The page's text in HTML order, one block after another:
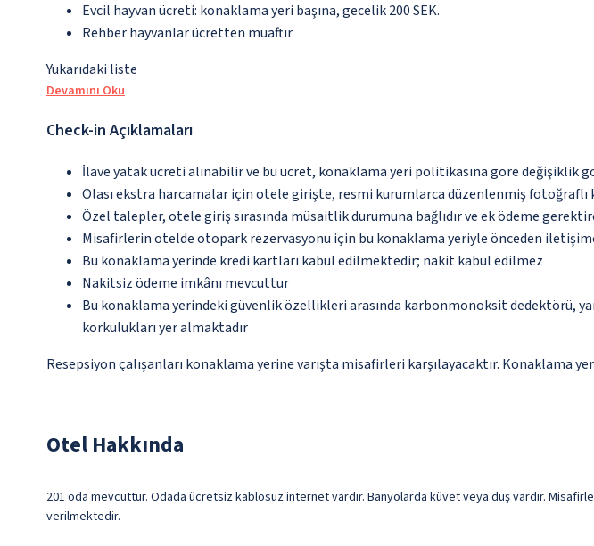
Evcil hayvan ücreti: konaklama yeri başına, gecelik 200 SEK.
Rehber hayvanlar ücretten muaftır
Yukarıdaki liste
Devamını Oku
Check-in Açıklamaları
İlave yatak ücreti alınabilir ve bu ücret, konaklama yeri politikasına göre değişiklik
Olası ekstra harcamalar için otele girişte, resmi kurumlarca düzenlenmiş
Özel talepler, otele giriş sırasında müsaitlik durumuna bağlıdır ve ek ödeme
Misafirlerin otelde otopark rezervasyonu için bu konaklama yeriyle önceden
Bu konaklama yerinde kredi kartları kabul edilmektedir; nakit kabul edilmez
Nakitsiz ödeme imkânı mevcuttur
Bu konaklama yerindeki güvenlik özellikleri arasında karbonmonoksit dedektörü,
korkulukları yer almaktadır
Resepsiyon çalışanları konaklama yerine varışta misafirleri karşılayacaktır.
Otel Hakkında
201 oda mevcuttur. Odada ücretsiz kablosuz internet vardır. Banyolarda küvet veya duş vardır.
verilmektedir.